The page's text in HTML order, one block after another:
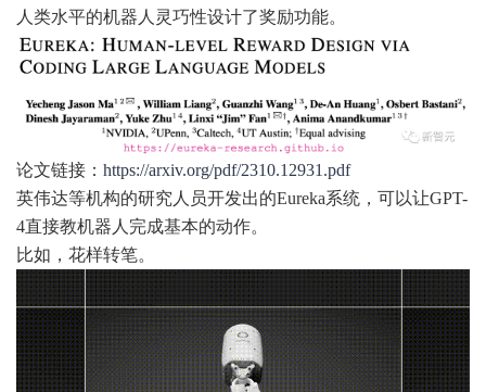
人类水平的机器人灵巧性设计了奖励功能。
论文链接： https://arxiv.org/pdf/2310.12931.pdf
英伟达等机构的研究人员开发出的Eureka系统，可以让GPT-
4直接教机器人完成基本的动作。
比如，花样转笔。